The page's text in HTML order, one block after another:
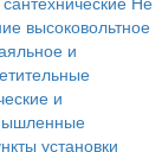
высоковольтное
и
и
установки